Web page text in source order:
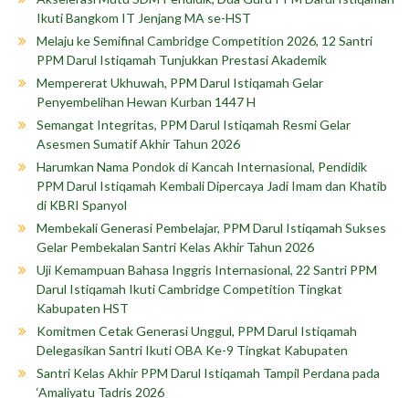
Ikuti Bangkom IT Jenjang MA se-HST
Melaju ke Semifinal Cambridge Competition 2026, 12 Santri
PPM Darul Istiqamah Tunjukkan Prestasi Akademik
Mempererat Ukhuwah, PPM Darul Istiqamah Gelar
Penyembelihan Hewan Kurban 1447 H
Semangat Integritas, PPM Darul Istiqamah Resmi Gelar
Asesmen Sumatif Akhir Tahun 2026
Harumkan Nama Pondok di Kancah Internasional, Pendidik
PPM Darul Istiqamah Kembali Dipercaya Jadi Imam dan Khatib
di KBRI Spanyol
Membekali Generasi Pembelajar, PPM Darul Istiqamah Sukses
Gelar Pembekalan Santri Kelas Akhir Tahun 2026
Uji Kemampuan Bahasa Inggris Internasional, 22 Santri PPM
Darul Istiqamah Ikuti Cambridge Competition Tingkat
Kabupaten HST
Komitmen Cetak Generasi Unggul, PPM Darul Istiqamah
Delegasikan Santri Ikuti OBA Ke-9 Tingkat Kabupaten
Santri Kelas Akhir PPM Darul Istiqamah Tampil Perdana pada
‘Amaliyatu Tadris 2026